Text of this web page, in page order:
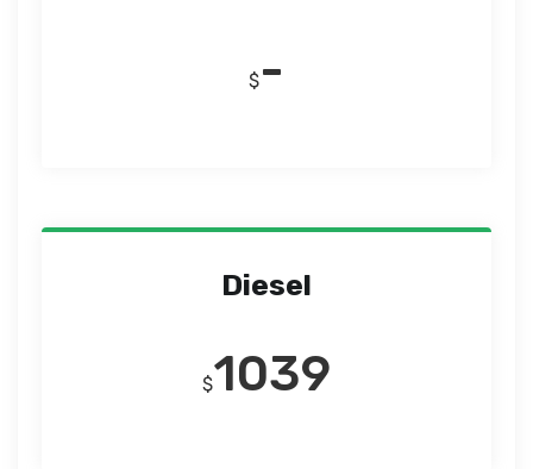
$-
Diesel
$1039